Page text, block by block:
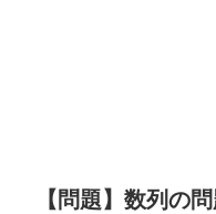
【問題】数列の